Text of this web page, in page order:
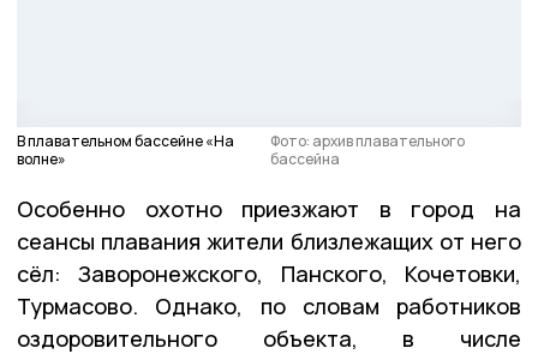
В плавательном бассейне «На
волне»
Фото: архив плавательного
бассейна
Особенно охотно приезжают в город на
сеансы плавания жители близлежащих от него
сёл: Заворонежского, Панского, Кочетовки,
Турмасово. Однако, по словам работников
оздоровительного объекта, в числе